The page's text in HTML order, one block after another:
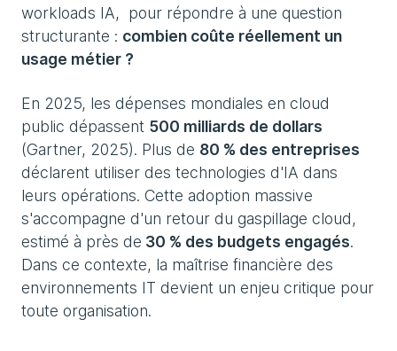
workloads IA, pour répondre à une question
structurante : combien coûte réellement un
usage métier ?
En 2025, les dépenses mondiales en cloud
public dépassent 500 milliards de dollars
(Gartner, 2025). Plus de 80 % des entreprises
déclarent utiliser des technologies d'IA dans
leurs opérations. Cette adoption massive
s'accompagne d'un retour du gaspillage cloud,
estimé à près de 30 % des budgets engagés.
Dans ce contexte, la maîtrise financière des
environnements IT devient un enjeu critique pour
toute organisation.